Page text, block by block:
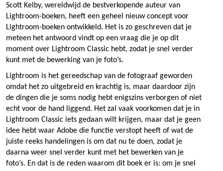
Scott Kelby, wereldwijd de bestverkopende auteur van
Lightroom-boeken, heeft een geheel nieuw concept voor
Lightroom-boeken ontwikkeld. Het is zo geschreven dat je
meteen het antwoord vindt op een vraag die je op dit
moment over Lightroom Classic hebt, zodat je snel verder
kunt met de bewerking van je foto’s.
Lightroom is het gereedschap van de fotograaf geworden
omdat het zo uitgebreid en krachtig is, maar daardoor zijn
de dingen die je soms nodig hebt enigszins verborgen of niet
echt voor de hand liggend. Het zal vaak voorkomen dat je in
Lightroom Classic iets gedaan wilt krijgen, maar dat je geen
idee hebt waar Adobe die functie verstopt heeft of wat de
juiste reeks handelingen is om dat nu te doen, zodat je
daarna weer snel verder kunt met het bewerken van je
foto’s. En dat is de reden waarom dit boek er is: om je snel